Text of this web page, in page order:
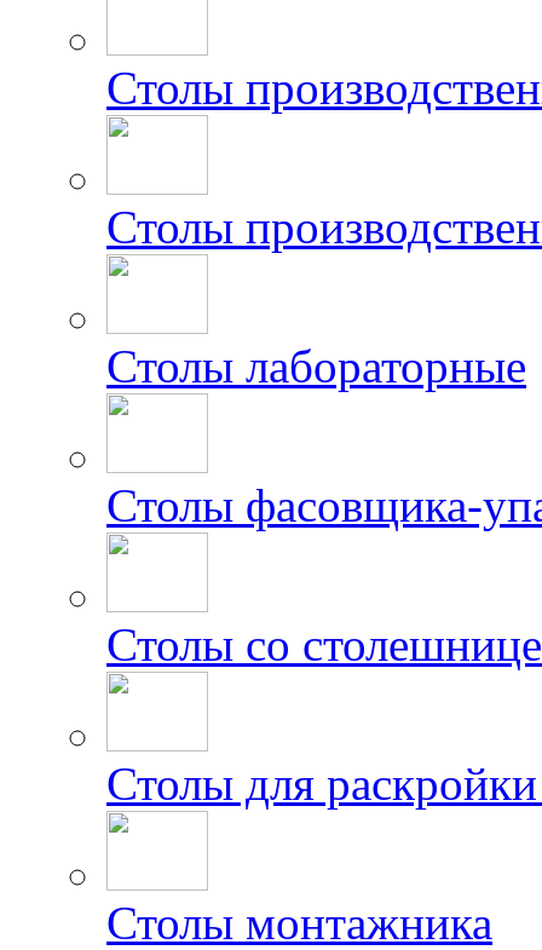
Столы
Столы
Столы лабораторные
Столы фасовщика-
Столы со
Столы для раскройки
Столы монтажника